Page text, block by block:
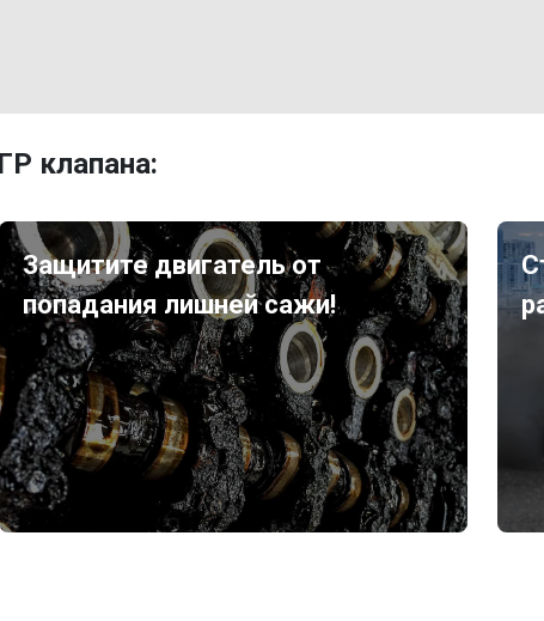
клапана:
Защитите двигатель от
попадания лишней сажи!